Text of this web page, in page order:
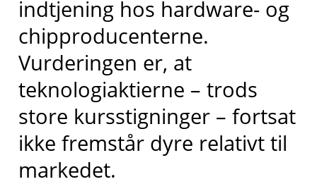
indtjening hos hardware- og
chipproducenterne.
Vurderingen er, at
teknologiaktierne – trods
store kursstigninger – fortsat
ikke fremstår dyre relativt til
markedet.